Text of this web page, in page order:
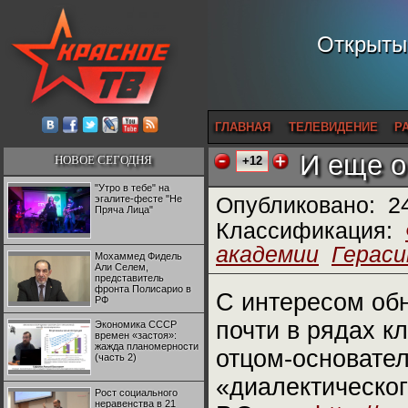
ГЛАВНАЯ ТЕЛЕВИДЕНИЕ
НОВОЕ СЕГОДНЯ
"Утро в тебе" на
эгалите-фесте "Не
Пряча Лица"
Мохаммед Фидель
Али Селем,
представитель
фронта Полисарио в
РФ
Экономика СССР
времен «застоя»:
жажда планомерности
(часть 2)
Рост социального
неравенства в 21
+12 И еще о
Опубликовано:
Классификация:
академии
С интересом
почти в рядах
отцом-